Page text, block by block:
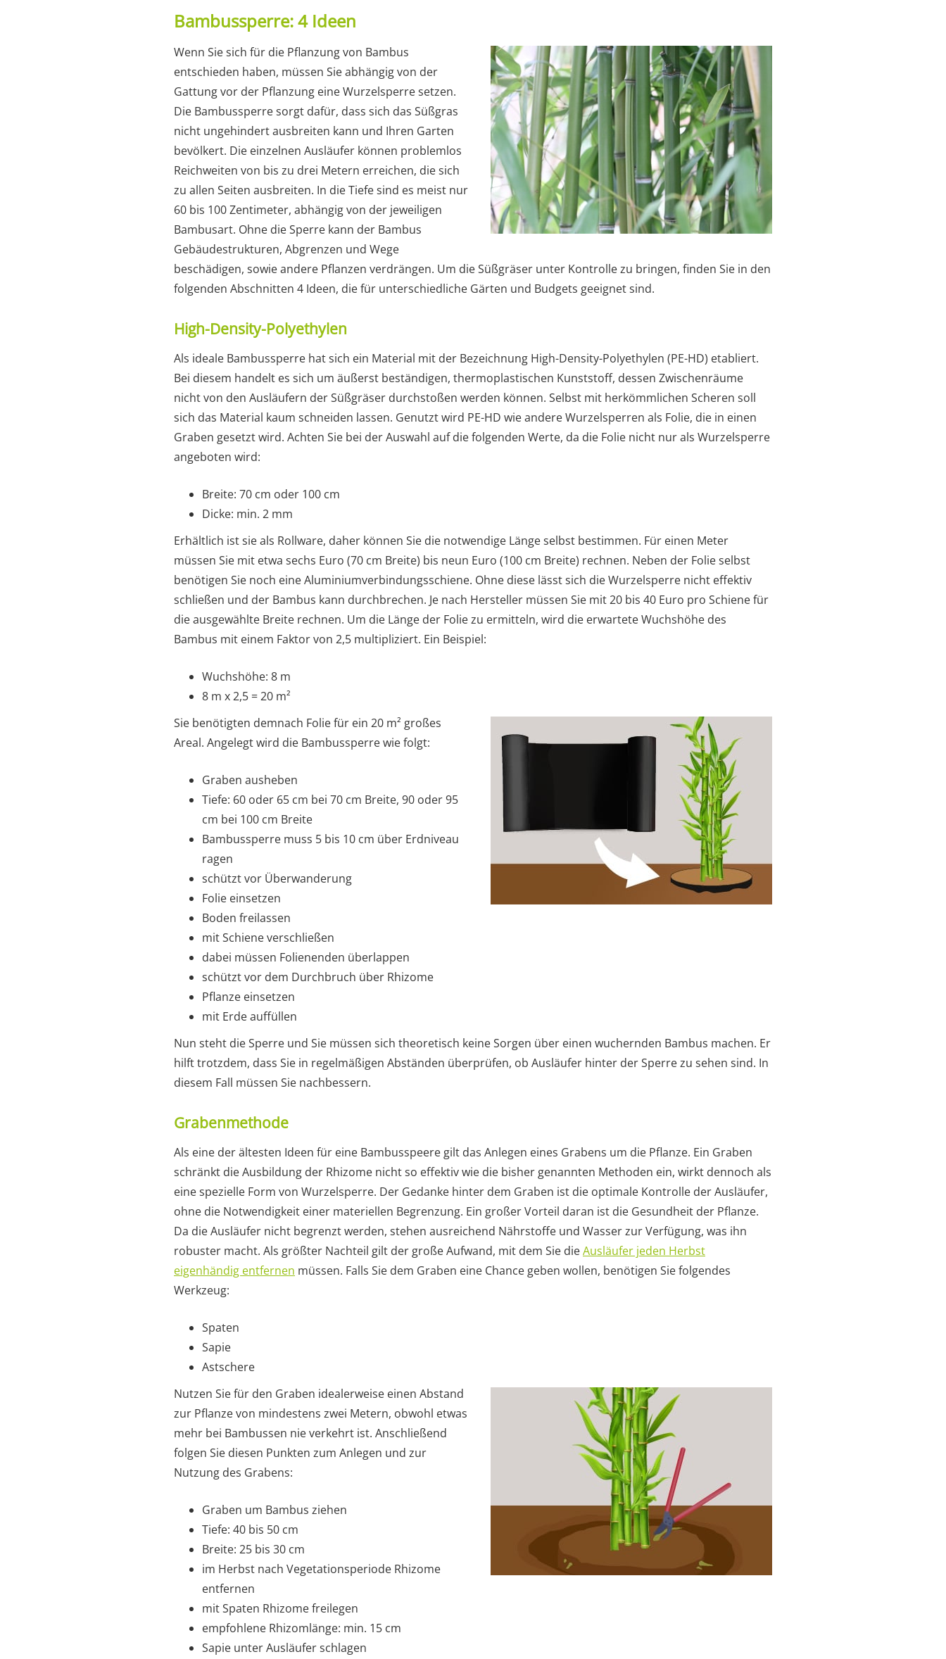
Bambussperre: 4 Ideen
Wenn Sie sich für die Pflanzung von Bambus
entschieden haben, müssen Sie abhängig von der
Gattung vor der Pflanzung eine Wurzelsperre setzen.
Die Bambussperre sorgt dafür, dass sich das Süßgras
nicht ungehindert ausbreiten kann und Ihren Garten
bevölkert. Die einzelnen Ausläufer können problemlos
Reichweiten von bis zu drei Metern erreichen, die sich
zu allen Seiten ausbreiten. In die Tiefe sind es meist nur
60 bis 100 Zentimeter, abhängig von der jeweiligen
Bambusart. Ohne die Sperre kann der Bambus
Gebäudestrukturen, Abgrenzen und Wege
beschädigen, sowie andere Pflanzen verdrängen. Um die Süßgräser unter Kontrolle zu bringen, finden Sie in den
folgenden Abschnitten 4 Ideen, die für unterschiedliche Gärten und Budgets geeignet sind.
High-Density-Polyethylen
Als ideale Bambussperre hat sich ein Material mit der Bezeichnung High-Density-Polyethylen (PE-HD) etabliert.
Bei diesem handelt es sich um äußerst beständigen, thermoplastischen Kunststoff, dessen Zwischenräume
nicht von den Ausläufern der Süßgräser durchstoßen werden können. Selbst mit herkömmlichen Scheren soll
sich das Material kaum schneiden lassen. Genutzt wird PE-HD wie andere Wurzelsperren als Folie, die in einen
Graben gesetzt wird. Achten Sie bei der Auswahl auf die folgenden Werte, da die Folie nicht nur als Wurzelsperre
angeboten wird:
Breite: 70 cm oder 100 cm
Dicke: min. 2 mm
Erhältlich ist sie als Rollware, daher können Sie die notwendige Länge selbst bestimmen. Für einen Meter
müssen Sie mit etwa sechs Euro (70 cm Breite) bis neun Euro (100 cm Breite) rechnen. Neben der Folie selbst
benötigen Sie noch eine Aluminiumverbindungsschiene. Ohne diese lässt sich die Wurzelsperre nicht effektiv
schließen und der Bambus kann durchbrechen. Je nach Hersteller müssen Sie mit 20 bis 40 Euro pro Schiene für
die ausgewählte Breite rechnen. Um die Länge der Folie zu ermitteln, wird die erwartete Wuchshöhe des
Bambus mit einem Faktor von 2,5 multipliziert. Ein Beispiel:
Wuchshöhe: 8 m
8 m x 2,5 = 20 m²
Sie benötigten demnach Folie für ein 20 m² großes
Areal. Angelegt wird die Bambussperre wie folgt:
Graben ausheben
Tiefe: 60 oder 65 cm bei 70 cm Breite, 90 oder 95
cm bei 100 cm Breite
Bambussperre muss 5 bis 10 cm über Erdniveau
ragen
schützt vor Überwanderung
Folie einsetzen
Boden freilassen
mit Schiene verschließen
dabei müssen Folienenden überlappen
schützt vor dem Durchbruch über Rhizome
Pflanze einsetzen
mit Erde auffüllen
Nun steht die Sperre und Sie müssen sich theoretisch keine Sorgen über einen wuchernden Bambus machen. Er
hilft trotzdem, dass Sie in regelmäßigen Abständen überprüfen, ob Ausläufer hinter der Sperre zu sehen sind. In
diesem Fall müssen Sie nachbessern.
Grabenmethode
Als eine der ältesten Ideen für eine Bambusspeere gilt das Anlegen eines Grabens um die Pflanze. Ein Graben
schränkt die Ausbildung der Rhizome nicht so effektiv wie die bisher genannten Methoden ein, wirkt dennoch als
eine spezielle Form von Wurzelsperre. Der Gedanke hinter dem Graben ist die optimale Kontrolle der Ausläufer,
ohne die Notwendigkeit einer materiellen Begrenzung. Ein großer Vorteil daran ist die Gesundheit der Pflanze.
Da die Ausläufer nicht begrenzt werden, stehen ausreichend Nährstoffe und Wasser zur Verfügung, was ihn
robuster macht. Als größter Nachteil gilt der große Aufwand, mit dem Sie dieAusläufer jeden Herbst
eigenhändig entfernen müssen. Falls Sie dem Graben eine Chance geben wollen, benötigen Sie folgendes
Werkzeug:
Spaten
Sapie
Astschere
Nutzen Sie für den Graben idealerweise einen Abstand
zur Pflanze von mindestens zwei Metern, obwohl etwas
mehr bei Bambussen nie verkehrt ist. Anschließend
folgen Sie diesen Punkten zum Anlegen und zur
Nutzung des Grabens:
Graben um Bambus ziehen
Tiefe: 40 bis 50 cm
Breite: 25 bis 30 cm
im Herbst nach Vegetationsperiode Rhizome
entfernen
mit Spaten Rhizome freilegen
empfohlene Rhizomlänge: min. 15 cm
Sapie unter Ausläufer schlagen